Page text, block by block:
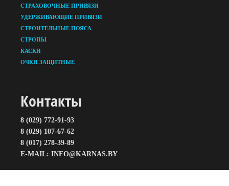
СТРАХОВОЧНЫЕ ПРИВЯЗИ
УДЕРЖИВАЮЩИЕ ПРИВЯЗИ
СТРОИТЕЛЬНЫЕ ПОЯСА
СТРОПЫ
КАСКИ
ОЧКИ ЗАЩИТНЫЕ
Контакты
8 (029) 772-91-93
8 (029) 107-67-62
8 (017) 278-39-89
E-MAIL: INFO@KARNAS.BY